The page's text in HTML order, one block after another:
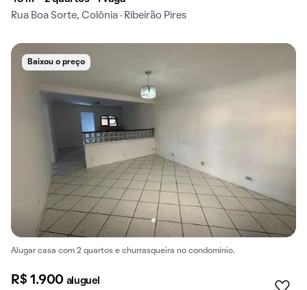
Rua Boa Sorte, Colônia · Ribeirão Pires
Baixou o preço
Alugar casa com 2 quartos e churrasqueira no condomínio.
R$ 1.900 aluguel